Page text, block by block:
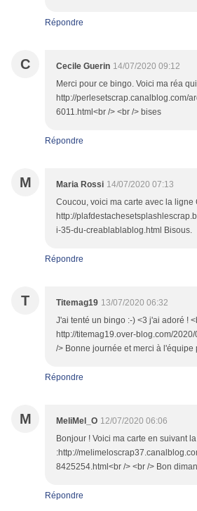
Répondre
C Cecile Guerin 14/07/2020 09:12
Merci pour ce bingo. Voici ma réa
http://perlesetscrap.canalblog.com/
6011.html<br /> <br /> bises
Répondre
M Maria Rossi 14/07/2020 07:13
Coucou, voici ma carte avec la ligne
http://
i-35-du-creablablablog.html Bisous.
Répondre
T Titemag19 13/07/2020 06:32
J'ai tenté un bingo :-) <3 j'ai adoré !
http://titemag19.over-blog.com/
/> Bonne journée et merci à l'équipe
Répondre
M MeliMel_O 12/07/2020 06:06
Bonjour ! Voici ma carte en suivant
:http://
8425254.html<br /> <br /> Bon
Répondre